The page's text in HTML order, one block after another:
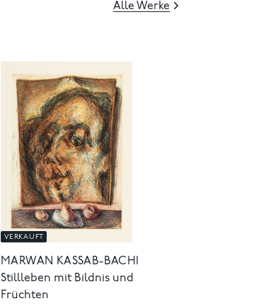
Alle Werke
VERKAUFT
MARWAN KASSAB-BACHI
Stillleben mit Bildnis und
Früchten